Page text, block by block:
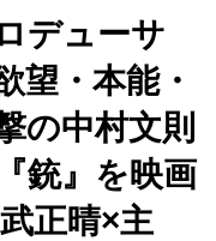
の恋』『嘘八
り映画化。本作は
表現により、人間
学性をもった質の
れました。 主演
手にし、その魅力
され、徐々に狂気
デューサ
望・本能・
の中村文則
銃』を映画
正晴×主